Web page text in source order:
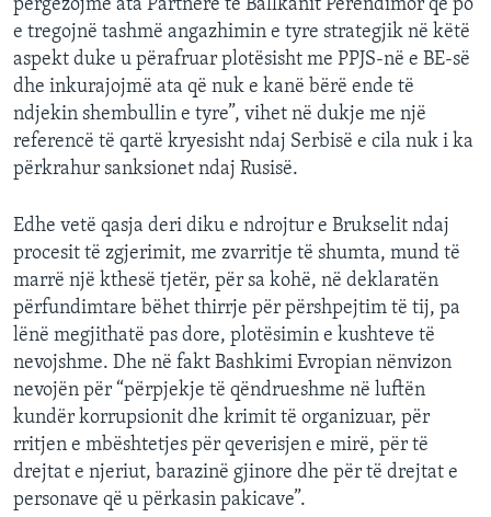
përgëzojmë ata Partnerë të Ballkanit Perëndimor që po
e tregojnë tashmë angazhimin e tyre strategjik në këtë
aspekt duke u përafruar plotësisht me PPJS-në e BE-së
dhe inkurajojmë ata që nuk e kanë bërë ende të
ndjekin shembullin e tyre”, vihet në dukje me një
referencë të qartë kryesisht ndaj Serbisë e cila nuk i ka
përkrahur sanksionet ndaj Rusisë.
Edhe vetë qasja deri diku e ndrojtur e Brukselit ndaj
procesit të zgjerimit, me zvarritje të shumta, mund të
marrë një kthesë tjetër, për sa kohë, në deklaratën
përfundimtare bëhet thirrje për përshpejtim të tij, pa
lënë megjithatë pas dore, plotësimin e kushteve të
nevojshme. Dhe në fakt Bashkimi Evropian nënvizon
nevojën për “përpjekje të qëndrueshme në luftën
kundër korrupsionit dhe krimit të organizuar, për
rritjen e mbështetjes për qeverisjen e mirë, për të
drejtat e njeriut, barazinë gjinore dhe për të drejtat e
personave që u përkasin pakicave”.